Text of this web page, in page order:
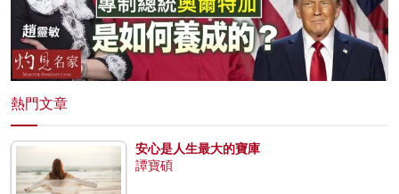
熱門文章
安心是人生最大的寶庫
譚寶碩